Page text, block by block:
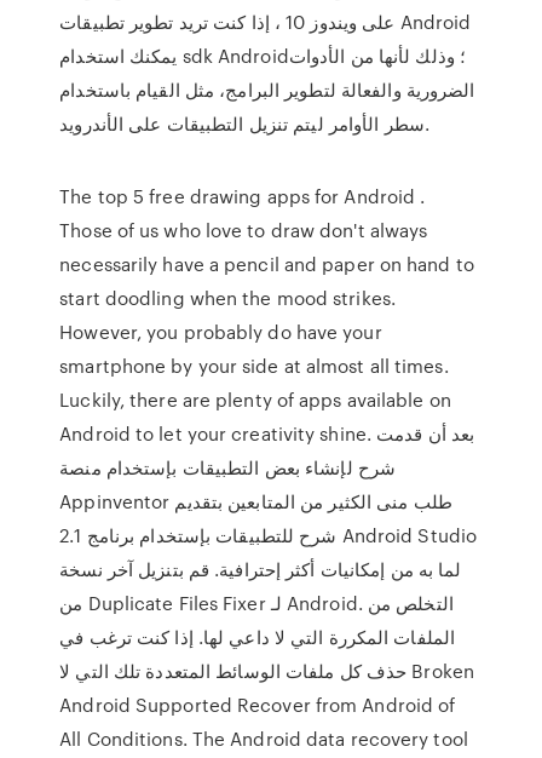
على ويندوز 10 ، إذا كنت تريد تطوير تطبيقات Android
يمكنك استخدام sdk Android؛ وذلك لأنها من الأدوات
الضرورية والفعالة لتطوير البرامج، مثل القيام باستخدام
سطر الأوامر ليتم تنزيل التطبيقات على الأندرويد.
The top 5 free drawing apps for Android .
Those of us who love to draw don't always
necessarily have a pencil and paper on hand to
start doodling when the mood strikes.
However, you probably do have your
smartphone by your side at almost all times.
Luckily, there are plenty of apps available on
Android to let your creativity shine. بعد أن قدمت
شرح لإنشاء بعض التطبيقات بإستخدام منصة
Appinventor طلب منى الكثير من المتابعين بتقديم
شرح للتطبيقات بإستخدام برنامج 2.1 Android Studio
لما به من إمكانيات أكثر إحترافية. قم بتنزيل آخر نسخة
من Duplicate Files Fixer لـ Android. التخلص من
الملفات المكررة التي لا داعي لها. إذا كنت ترغب في
حذف كل ملفات الوسائط المتعددة تلك التي لا Broken
Android Supported Recover from Android of
All Conditions. The Android data recovery tool